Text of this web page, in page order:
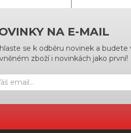
NA E-MAIL
se k odběru novinek a budete
zboží i novinkách jako první!